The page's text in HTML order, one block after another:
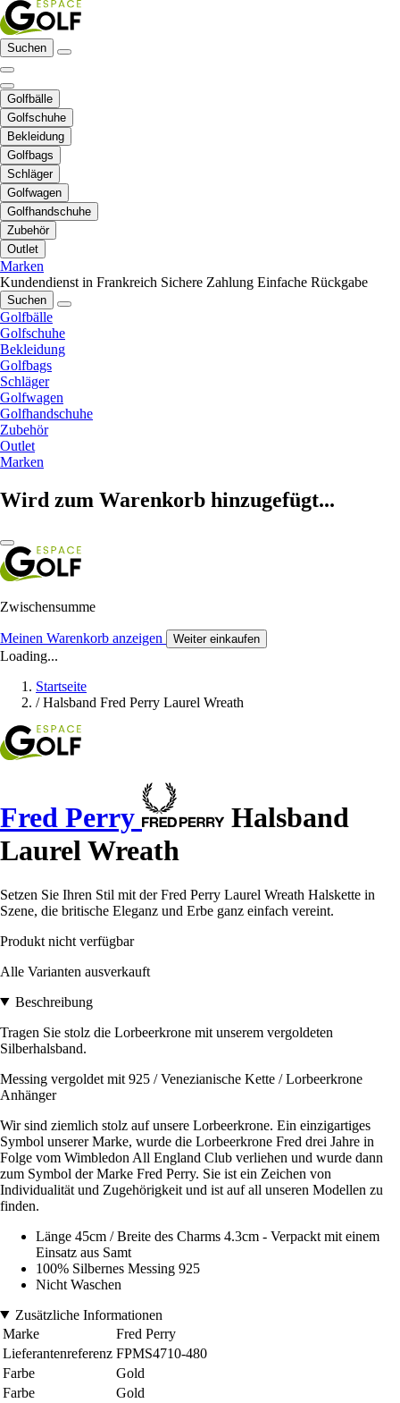
Suchen
Golfbälle
Golfschuhe
Bekleidung
Golfbags
Schläger
Golfwagen
Golfhandschuhe
Zubehör
Outlet
Marken
Kundendienst in Frankreich Sichere Zahlung Einfache Rückgabe
Suchen
Golfbälle
Golfschuhe
Bekleidung
Golfbags
Schläger
Golfwagen
Golfhandschuhe
Zubehör
Outlet
Marken
Wird zum Warenkorb hinzugefügt...
Zwischensumme
Meinen Warenkorb anzeigen Weiter einkaufen
Loading...
Startseite
/ Halsband Fred Perry Laurel Wreath
Fred Perry
Halsband
Laurel Wreath
Setzen Sie Ihren Stil mit der Fred Perry Laurel Wreath Halskette in
Szene, die britische Eleganz und Erbe ganz einfach vereint.
Produkt nicht verfügbar
Alle Varianten ausverkauft
Beschreibung
Tragen Sie stolz die Lorbeerkrone mit unserem vergoldeten
Silberhalsband.
Messing vergoldet mit 925 / Venezianische Kette / Lorbeerkrone
Anhänger
Wir sind ziemlich stolz auf unsere Lorbeerkrone. Ein einzigartiges
Symbol unserer Marke, wurde die Lorbeerkrone Fred drei Jahre in
Folge vom Wimbledon All England Club verliehen und wurde dann
zum Symbol der Marke Fred Perry. Sie ist ein Zeichen von
Individualität und Zugehörigkeit und ist auf all unseren Modellen zu
finden.
Länge 45cm / Breite des Charms 4.3cm - Verpackt mit einem
Einsatz aus Samt
100% Silbernes Messing 925
Nicht Waschen
Zusätzliche Informationen
Marke
Fred Perry
Lieferantenreferenz FPMS4710-480
Farbe
Gold
Farbe
Gold